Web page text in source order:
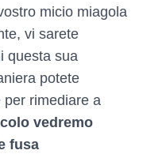
micio miagola
vi sarete
questa sua
potete
rimediare a
vedremo
fusa